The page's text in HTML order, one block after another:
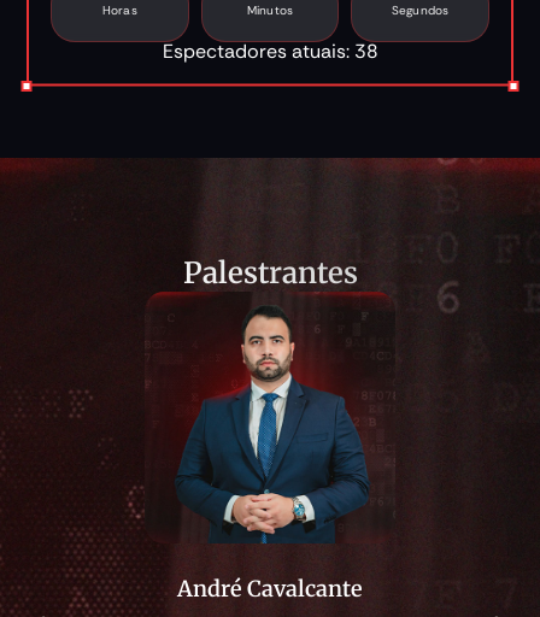
Horas Minutos Segundos
Espectadores atuais: 38
Palestrantes
André Cavalcante